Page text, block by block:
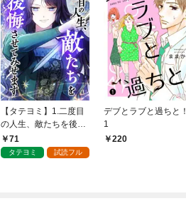
【タテヨミ】1.二度目
の人生、敵たちを後悔
させてみせます
71
タテヨミ 試読フル
デブとラブと過ちと！
1
220